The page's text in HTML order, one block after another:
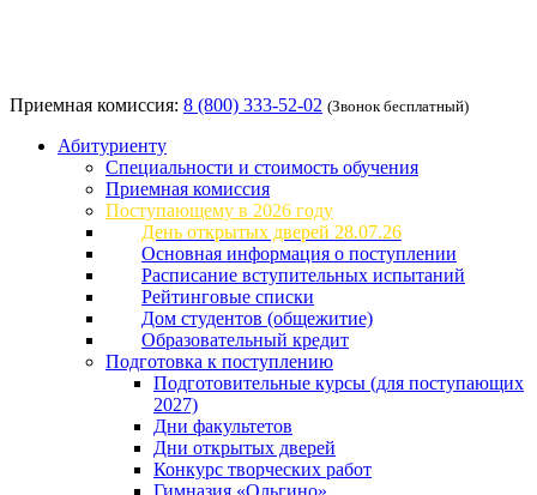
Приемная комиссия: 8 (800) 333-52-02 (Звонок бесплатный)
Абитуриенту
Специальности и стоимость обучения
Приемная комиссия
Поступающему в 2026 году
День открытых дверей 28.07.26
Основная информация о поступлении
Расписание вступительных испытаний
Рейтинговые списки
Дом студентов (общежитие)
Образовательный кредит
Подготовка к поступлению
Подготовительные курсы (для поступающих
2027)
Дни факультетов
Дни открытых дверей
Конкурс творческих работ
Гимназия «Ольгино»